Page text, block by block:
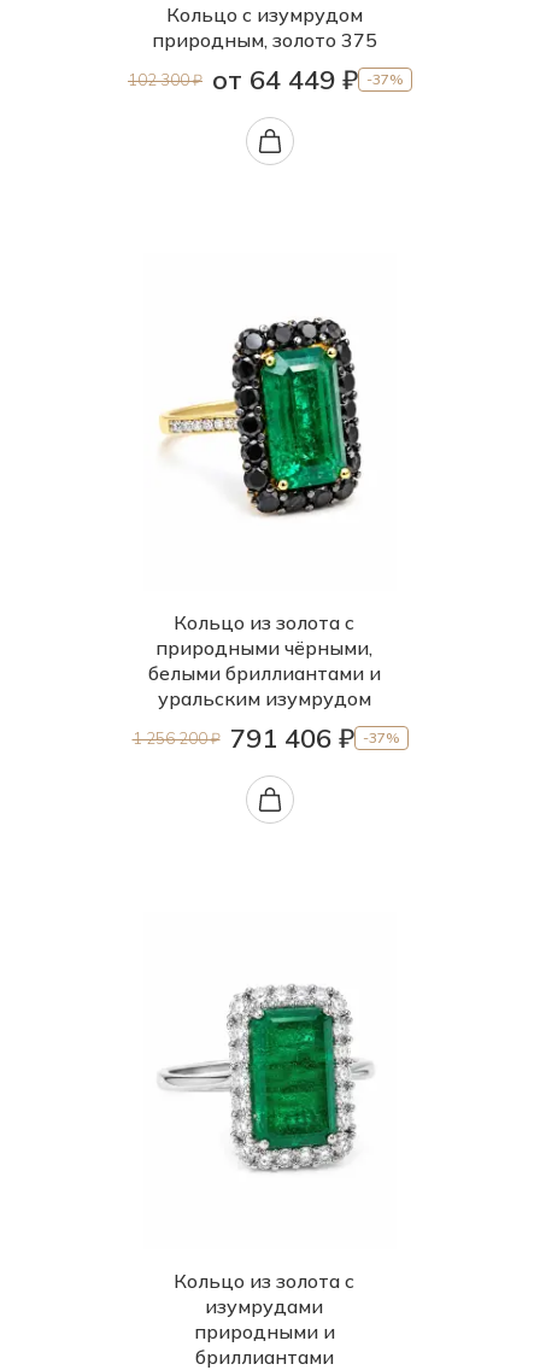
Кольцо с изумрудом
природным, золото 375
102 300 ₽ от 64 449 ₽ -37%
Кольцо из золота с
природными чёрными,
белыми бриллиантами и
уральским изумрудом
1 256 200 ₽ 791 406 ₽ -37%
Кольцо из золота с
изумрудами
природными и
бриллиантами